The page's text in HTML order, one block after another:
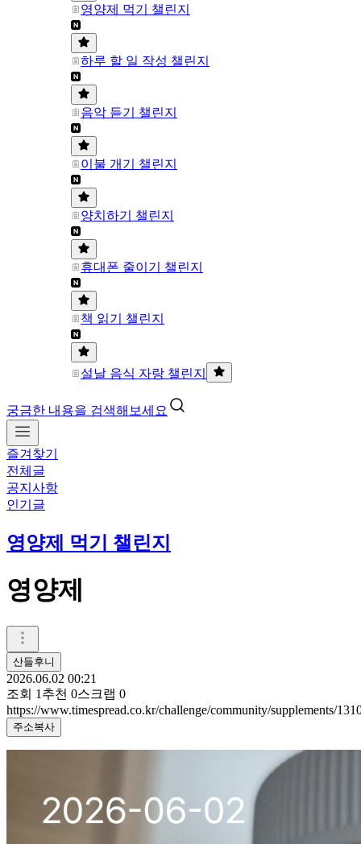
영양제 먹기 챌린지
하루 할 일 작성 챌린지
음악 듣기 챌린지
이불 개기 챌린지
양치하기 챌린지
휴대폰 줄이기 챌린지
책 읽기 챌린지
설날 음식 자랑 챌린지
궁금한 내용을 검색해보세요
즐겨찾기
전체글
공지사항
인기글
영양제 먹기 챌린지
영양제
산들후니
2026.06.02 00:21
조회 1 추천 0스크랩 0
https://www.timespread.co.kr/challenge/community/supplements/
주소복사